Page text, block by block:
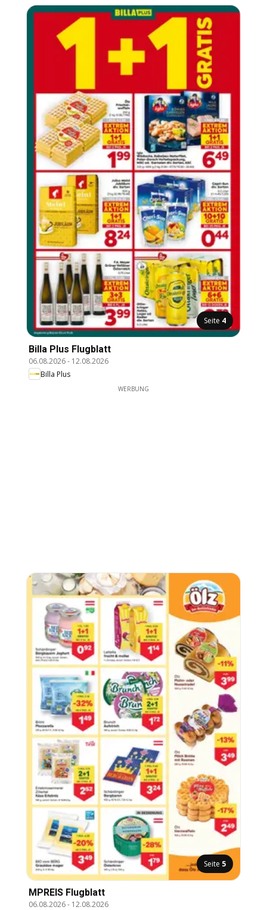
Seite 4
Billa Plus Flugblatt
06.08.2026- 12.08.2026
Billa Plus
WERBUNG
Seite 5
MPREIS Flugblatt
06.08.2026- 12.08.2026